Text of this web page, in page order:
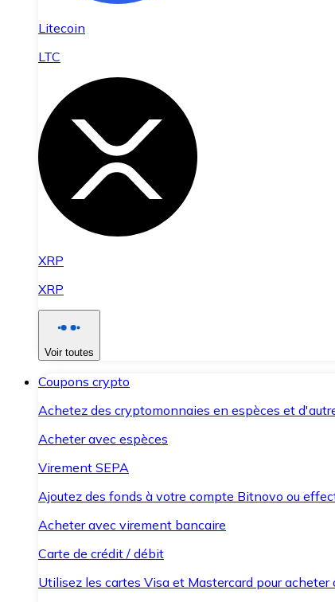
Litecoin
LTC
XRP
XRP
Voir toutes
Coupons crypto
Achetez des cryptomonnaies en espèces et
Acheter avec espèces
Virement SEPA
Ajoutez des fonds à votre compte Bitnovo ou
Acheter avec virement bancaire
Carte de crédit / débit
Utilisez les cartes Visa et Mastercard pour